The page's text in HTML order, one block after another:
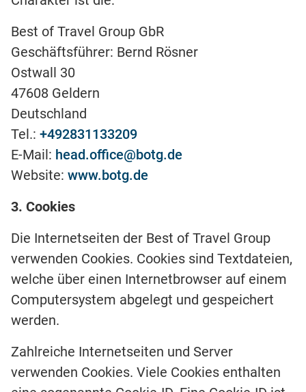
Best of Travel Group GbR
Geschäftsführer: Bernd Rösner
Ostwall 30
47608 Geldern
Deutschland
Tel.: +492831133209
E-Mail: head.office@botg.de
Website: www.botg.de
3. Cookies
Die Internetseiten der Best of Travel Group
verwenden Cookies. Cookies sind Textdateien,
welche über einen Internetbrowser auf einem
Computersystem abgelegt und gespeichert
werden.
Zahlreiche Internetseiten und Server
verwenden Cookies. Viele Cookies enthalten